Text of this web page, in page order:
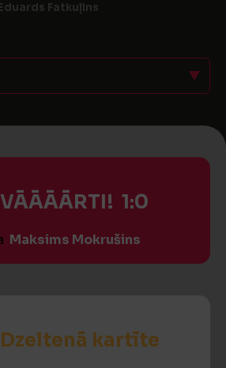
Fatkuļins
VĀĀĀĀRTI! 1:0
Maksims Mokrušins
Dzeltenā kartīte